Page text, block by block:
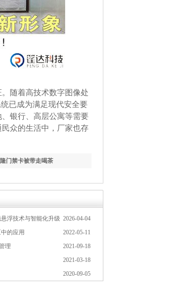
随着高技术数字图像处
已成为满足现代安全要
银行、高层公寓等需要
众的生活中，厂家也存
门禁卡被带走喝茶
2026-04-04
浮技术与智能化升级
2022-05-11
的应用
2021-09-18
理
2021-03-18
2020-09-05